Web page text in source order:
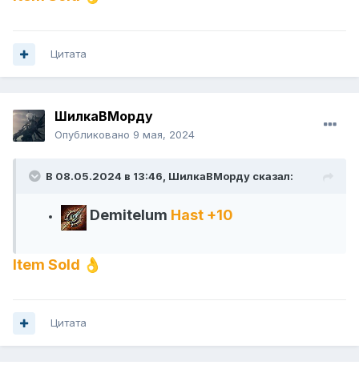
Цитата
ШилкаВМорду
Опубликовано 9 мая, 2024
В 08.05.2024 в 13:46, ШилкаВМорду сказал:
Demitelum Hast +10
Item Sold 👌
Цитата